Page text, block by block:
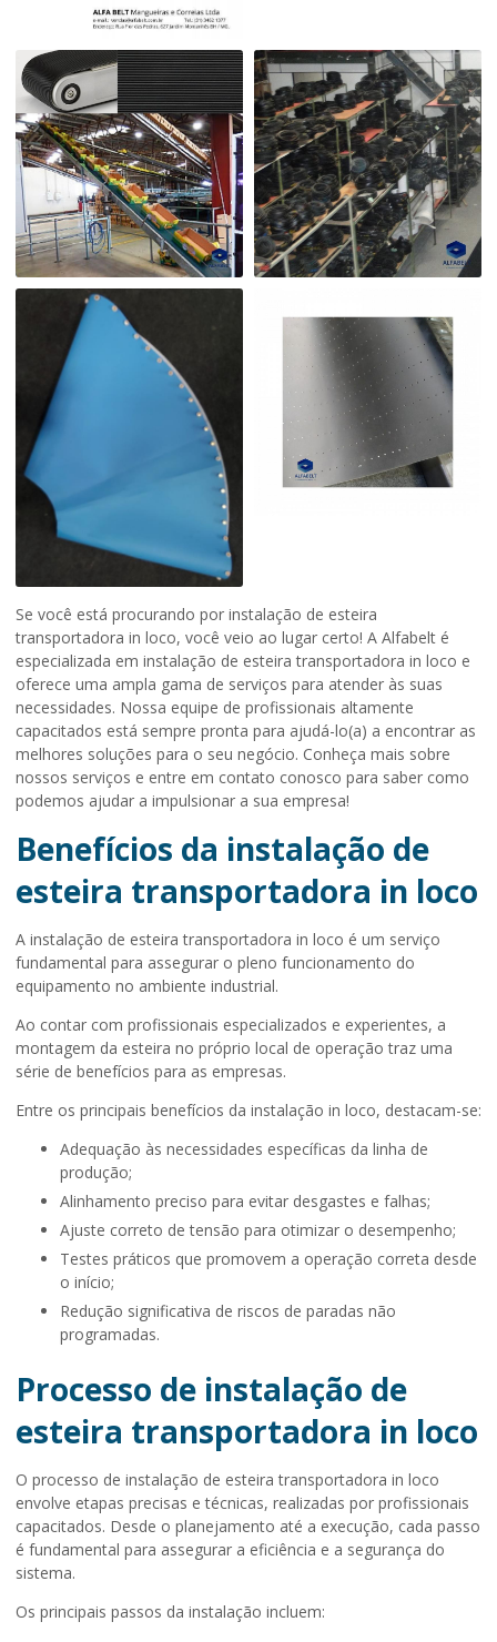
Se você está procurando por instalação de esteira
transportadora in loco, você veio ao lugar certo! A Alfabelt é
especializada em instalação de esteira transportadora in loco e
oferece uma ampla gama de serviços para atender às suas
necessidades. Nossa equipe de profissionais altamente
capacitados está sempre pronta para ajudá-lo(a) a encontrar as
melhores soluções para o seu negócio. Conheça mais sobre
nossos serviços e entre em contato conosco para saber como
podemos ajudar a impulsionar a sua empresa!
Benefícios da instalação de
esteira transportadora in loco
A instalação de esteira transportadora in loco é um serviço
fundamental para assegurar o pleno funcionamento do
equipamento no ambiente industrial.
Ao contar com profissionais especializados e experientes, a
montagem da esteira no próprio local de operação traz uma
série de benefícios para as empresas.
Entre os principais benefícios da instalação in loco, destacam-se:
Adequação às necessidades específicas da linha de
produção;
Alinhamento preciso para evitar desgastes e falhas;
Ajuste correto de tensão para otimizar o desempenho;
Testes práticos que promovem a operação correta desde
o início;
Redução significativa de riscos de paradas não
programadas.
Processo de instalação de
esteira transportadora in loco
O processo de instalação de esteira transportadora in loco
envolve etapas precisas e técnicas, realizadas por profissionais
capacitados. Desde o planejamento até a execução, cada passo
é fundamental para assegurar a eficiência e a segurança do
sistema.
Os principais passos da instalação incluem: